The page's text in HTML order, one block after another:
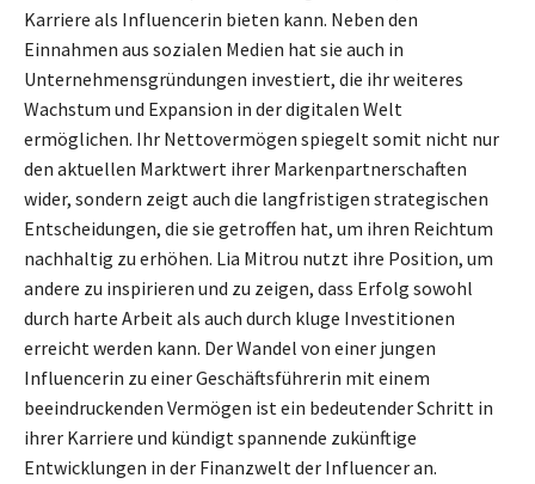
Karriere als Influencerin bieten kann. Neben den
Einnahmen aus sozialen Medien hat sie auch in
Unternehmensgründungen investiert, die ihr weiteres
Wachstum und Expansion in der digitalen Welt
ermöglichen. Ihr Nettovermögen spiegelt somit nicht nur
den aktuellen Marktwert ihrer Markenpartnerschaften
wider, sondern zeigt auch die langfristigen strategischen
Entscheidungen, die sie getroffen hat, um ihren Reichtum
nachhaltig zu erhöhen. Lia Mitrou nutzt ihre Position, um
andere zu inspirieren und zu zeigen, dass Erfolg sowohl
durch harte Arbeit als auch durch kluge Investitionen
erreicht werden kann. Der Wandel von einer jungen
Influencerin zu einer Geschäftsführerin mit einem
beeindruckenden Vermögen ist ein bedeutender Schritt in
ihrer Karriere und kündigt spannende zukünftige
Entwicklungen in der Finanzwelt der Influencer an.